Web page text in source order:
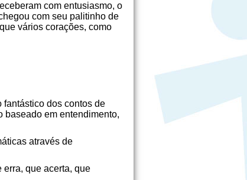
com entusiasmo, o
com seu palitinho de
vários corações, como
dos contos de
baseado em entendimento,
através de
erra, que acerta, que